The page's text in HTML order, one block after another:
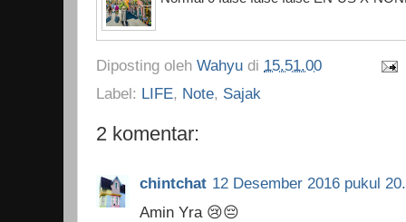
Diposting oleh Wahyu di 15.51.00
Label: LIFE, Note, Sajak
2 komentar:
chintchat 12 Desember 2016 pukul
Amin Yra 😢😔